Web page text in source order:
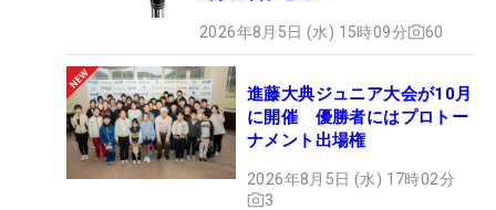
2026年8月5日 (水) 15時09分 60
進藤大典ジュニア大会が10月
に開催 優勝者にはプロトー
ナメント出場権
2026年8月5日 (水) 17時02分
3